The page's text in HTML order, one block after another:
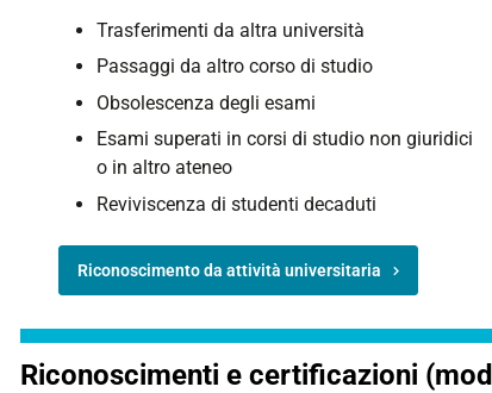
Trasferimenti da altra università
Passaggi da altro corso di studio
Obsolescenza degli esami
Esami superati in corsi di studio non giuridici
o in altro ateneo
Reviviscenza di studenti decaduti
Riconoscimento da attività universitaria
Riconoscimenti e certificazioni